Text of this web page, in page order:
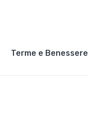
Terme e Benessere